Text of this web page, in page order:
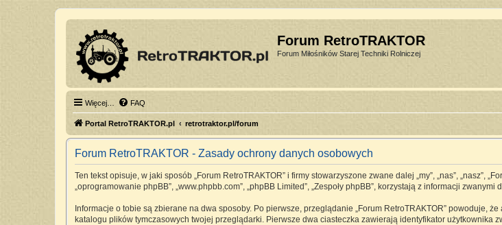
Forum RetroTRAKTOR
Forum Miłośników Starej Techniki Rolniczej
Więcej… FAQ
Portal RetroTRAKTOR.pl retrotraktor.pl/forum
Forum RetroTRAKTOR - Zasady ochrony danych osobowych
Ten tekst opisuje, w jaki sposób „Forum RetroTRAKTOR” i firmy stowarzyszone zwane dalej „my”, „nas”, „nasz”,
„oprogramowanie phpBB”, „www.phpbb.com”, „phpBB Limited”, „Zespoły phpBB”, korzystają z informacji
Informacje o tobie są zbierane na dwa sposoby. Po pierwsze, przeglądanie „Forum RetroTRAKTOR” powoduje,
katalogu plików tymczasowych twojej przeglądarki. Pierwsze dwa ciasteczka zawierają identyfikator użytkownika